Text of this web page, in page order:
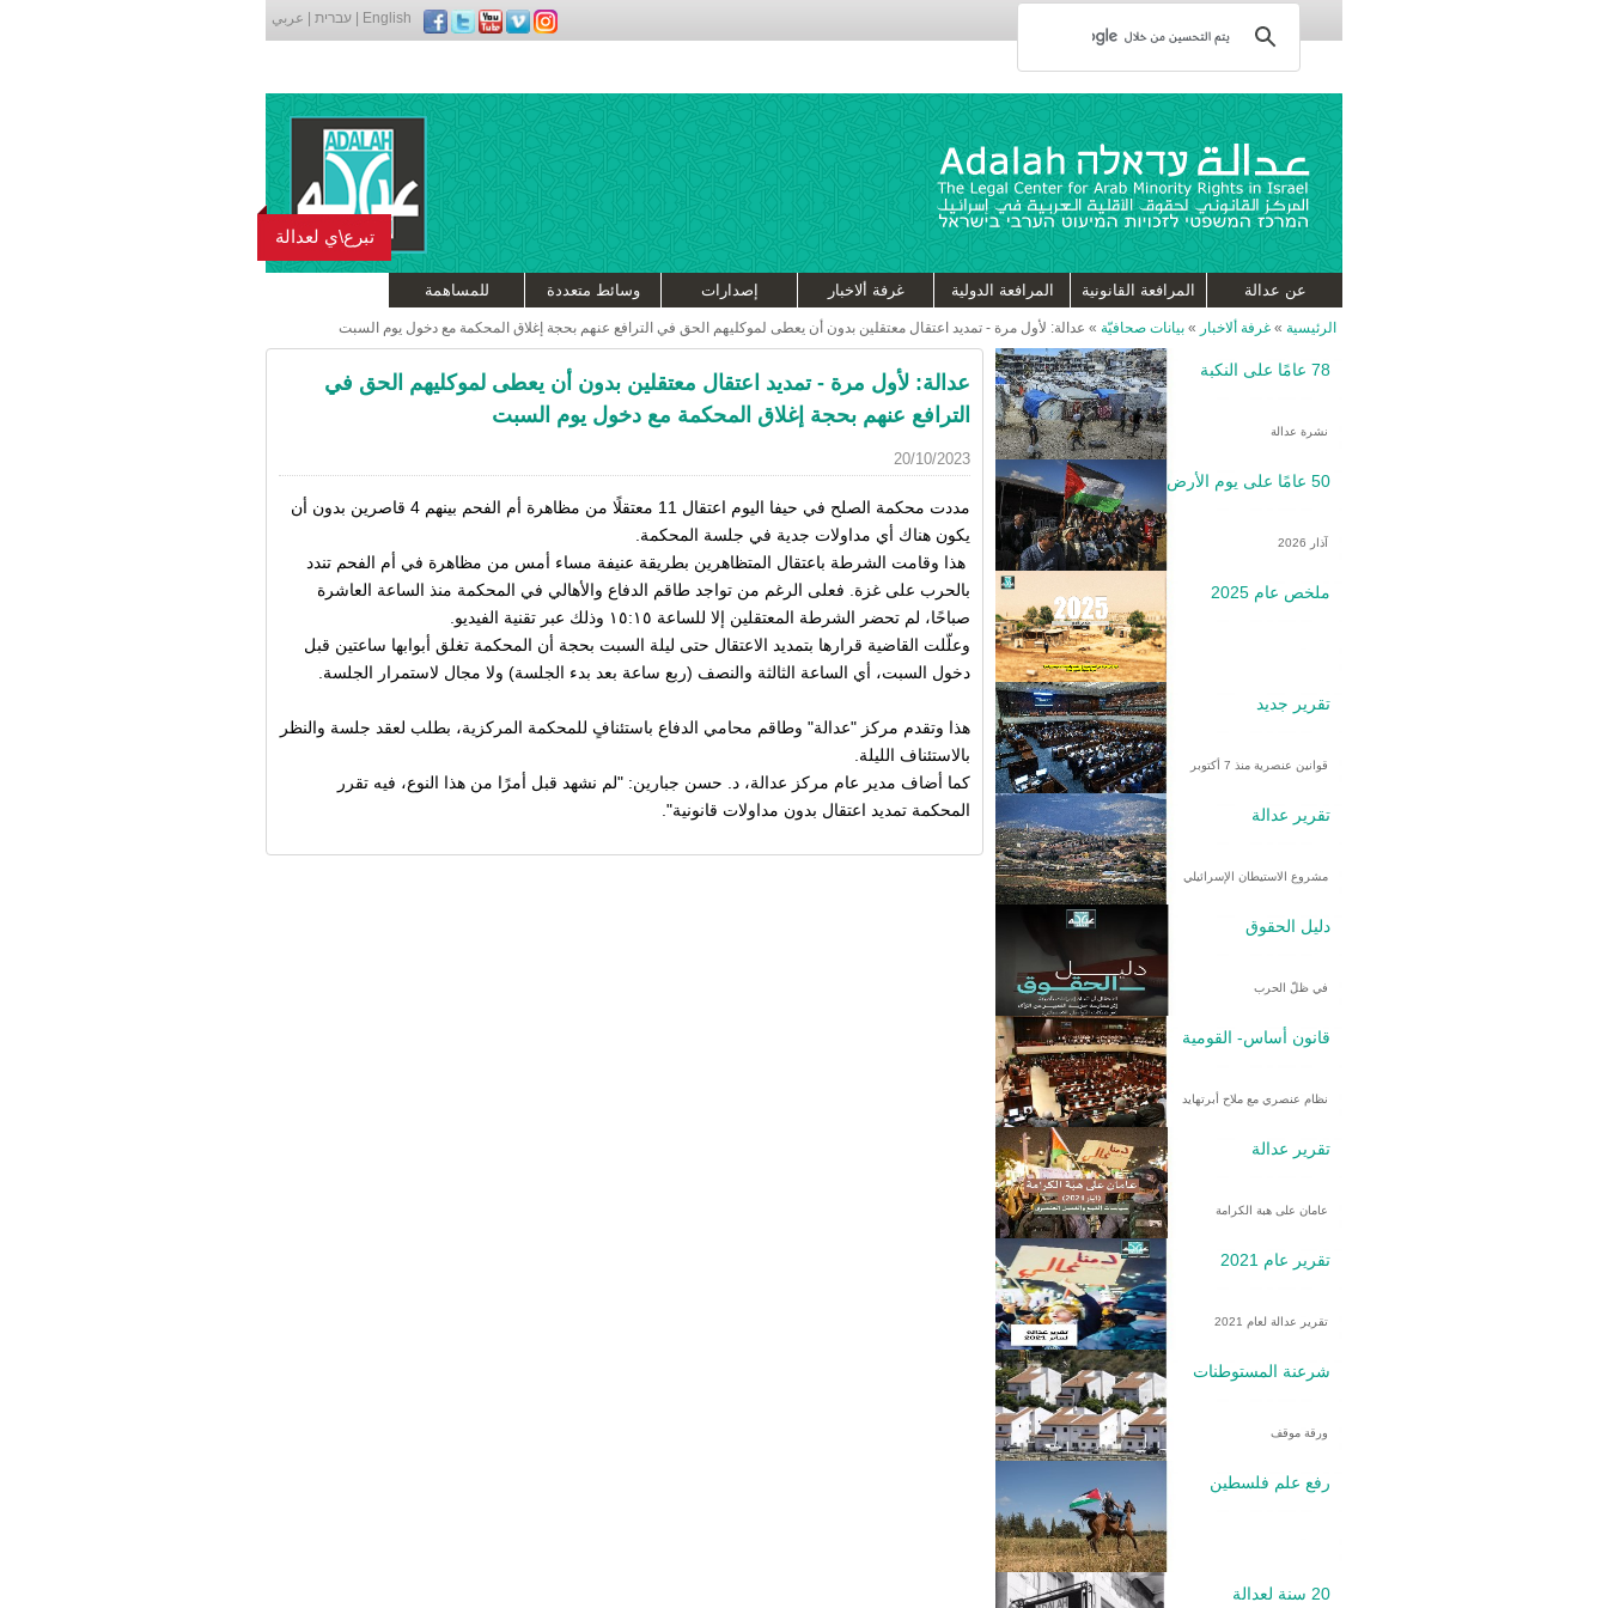
English עברית عربي
عن عدالة المرافعة القانونية المرافعة الدولية غرفة ألاخبار إصدارات وسائط متعددة للمساهمة
تبرع\ي لعدالة
الرئيسية » غرفة ألاخبار » بيانات صحافيّة » عدالة: لأول مرة - تمديد اعتقال معتقلين بدون أن يعطى لموكليهم الحق في الترافع عنهم بحجة إغلاق المحكمة مع دخول يوم السبت
78 عامًا على النكبة
نشرة عدالة
50 عامًا على يوم الأرض
آذار 2026
ملخص عام 2025
تقرير جديد
قوانين عنصرية منذ 7 أكتوبر
تقرير عدالة
مشروع الاستيطان الإسرائيلي
دليل الحقوق
في ظلّ الحرب
قانون أساس- القومية
نظام عنصري مع ملاح أبرتهايد
تقرير عدالة
عامان على هبة الكرامة
تقرير عام 2021
تقرير عدالة لعام 2021
شرعنة المستوطنات
ورقة موقف
رفع علم فلسطين
20 سنة لعدالة
عدالة: لأول مرة - تمديد اعتقال معتقلين بدون أن يعطى لموكليهم الحق في
الترافع عنهم بحجة إغلاق المحكمة مع دخول يوم السبت
20/10/2023
مددت محكمة الصلح في حيفا اليوم اعتقال 11 معتقلًا من مظاهرة أم الفحم بينهم 4 قاصرين بدون أن
يكون هناك أي مداولات جدية في جلسة المحكمة.
هذا وقامت الشرطة باعتقال المتظاهرين بطريقة عنيفة مساء أمس من مظاهرة في أم الفحم تندد
بالحرب على غزة. فعلى الرغم من تواجد طاقم الدفاع والأهالي في المحكمة منذ الساعة العاشرة
صباحًا، لم تحضر الشرطة المعتقلين إلا للساعة ١٥:١٥ وذلك عبر تقنية الفيديو.
وعلّلت القاضية قرارها بتمديد الاعتقال حتى ليلة السبت بحجة أن المحكمة تغلق أبوابها ساعتين قبل
دخول السبت، أي الساعة الثالثة والنصف (ربع ساعة بعد بدء الجلسة) ولا مجال لاستمرار الجلسة.
هذا وتقدم مركز "عدالة" وطاقم محامي الدفاع باستئنافٍ للمحكمة المركزية، بطلب لعقد جلسة والنظر
بالاستئناف الليلة.
كما أضاف مدير عام مركز عدالة، د. حسن جبارين: "لم نشهد قبل أمرًا من هذا النوع، فيه تقرر
المحكمة تمديد اعتقال بدون مداولات قانونية".